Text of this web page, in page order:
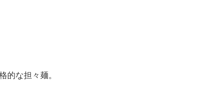
的な担々麺。